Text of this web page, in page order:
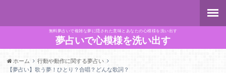
無料夢占いで複雑な夢に隠された意味とあなたの心模様を洗い出す
夢占いで心模様を洗い出す
ホーム
行動や動作に関する夢占い
【夢占い】歌う夢！ひとり？合唱？どんな歌詞？